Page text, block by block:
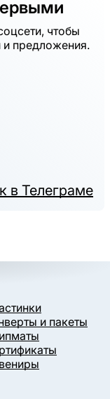
чтобы
и предложения.
в Телеграме
и пакеты